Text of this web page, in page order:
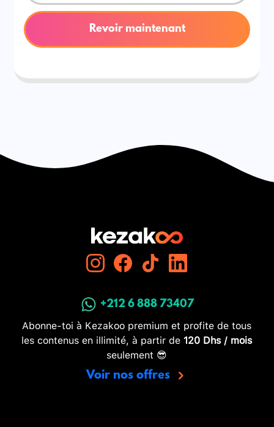
Revoir maintenant
+212 6 888 73407
Abonne-toi à Kezakoo premium et profite de tous
les contenus en illimité, à partir de 120 Dhs / mois
seulement 😎
Voir nos offres